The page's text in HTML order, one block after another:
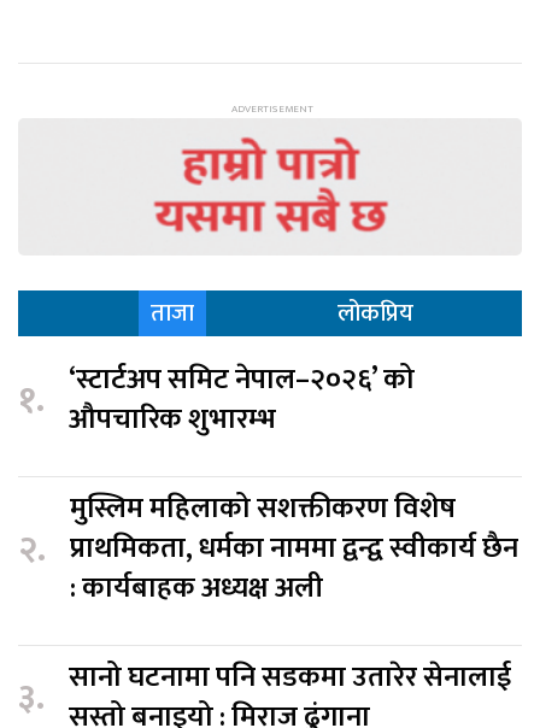
ताजा लोकप्रिय
१. ‘स्टार्टअप समिट नेपाल–२०२६’ को
औपचारिक शुभारम्भ
२.
मुस्लिम महिलाको सशक्तीकरण विशेष
प्राथमिकता, धर्मका नाममा द्वन्द्व स्वीकार्य छैन
: कार्यबाहक अध्यक्ष अली
३. सानो घटनामा पनि सडकमा उतारेर सेनालाई
सस्तो बनाइयो : मिराज ढुंगाना